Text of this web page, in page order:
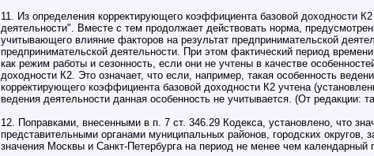
11. Из определения корректирующего коэффициента базовой доходности
деятельности". Вместе с тем продолжает действовать норма,
учитывающего влияние факторов на результат предпринимательской
предпринимательской деятельности. При этом фактический период
как режим работы и сезонность, если они не учтены в качестве
доходности К2. Это означает, что если, например, такая особенность
корректирующего коэффициента базовой доходности К2 учтена
ведения деятельности данная особенность не учитывается. (От редакции:
12. Поправками, внесенными в п. 7 ст. 346.29 Кодекса, установлено, что
представительными органами муниципальных районов, городских
значения Москвы и Санкт-Петербурга на период не менее чем